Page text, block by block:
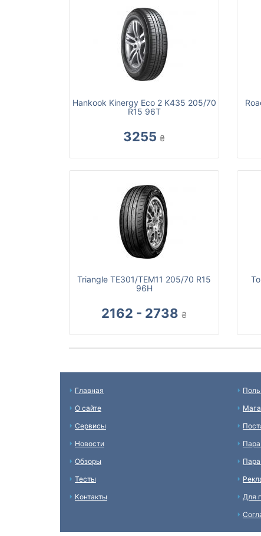
Hankook Kinergy Eco 2 K435 205/70
R15 96T
3255 ₴
Triangle TE301/TEM11 205/70 R15
96H
2162 - 2738 ₴
Главная
О сайте
Сервисы
Новости
Обзоры
Тесты
Контакты
Для